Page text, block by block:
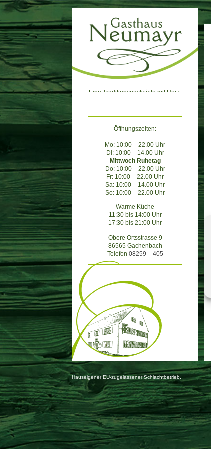
to
content
Eine Traditionsgaststätte mit Herz.
Öffnungszeiten:
Mo: 10:00 – 22.00 Uhr
Di: 10:00 – 14.00 Uhr
Mittwoch Ruhetag
Do: 10:00 – 22.00 Uhr
Fr: 10:00 – 22.00 Uhr
Sa: 10:00 – 14.00 Uhr
So: 10:00 – 22.00 Uhr
Warme Küche
11:30 bis 14:00 Uhr
17:30 bis 21:00 Uhr
Obere Ortsstrasse 9
86565 Gachenbach
Telefon 08259 – 405
Hauseigener EU-zugelassener Schlachtbetrieb.